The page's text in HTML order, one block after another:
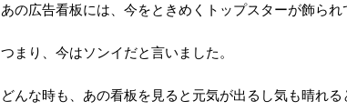
あの広告看板には、今をときめくトップスターが飾られ
つまり、今はソンイだと言いました。
どんな時も、あの看板を見ると元気が出るし気も晴れる